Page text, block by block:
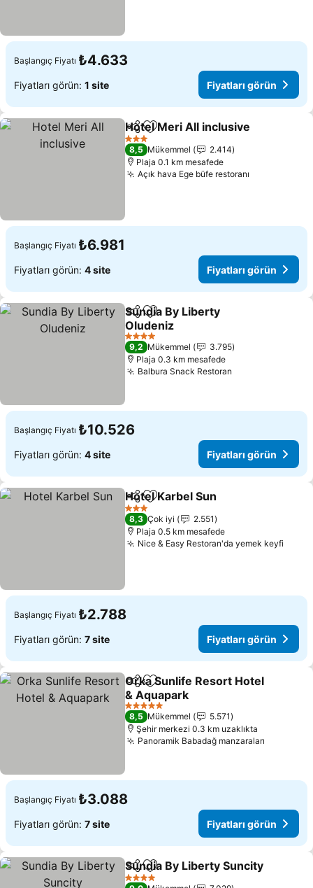
Başlangıç Fiyatı ₺4.633
Fiyatları görün: 1 site Fiyatları görün
PaylaşFavorilerime ekle
Hotel Meri All inclusive
3 Yıldız
8,5 Mükemmel
2.414
Plaja 0.1 km mesafede
Açık hava Ege büfe restoranı
Başlangıç Fiyatı ₺6.981
Fiyatları görün: 4 site Fiyatları görün
PaylaşFavorilerime ekle
Sundia By Liberty
Oludeniz
Fiyatları görün
4 Yıldız
9,2 Mükemmel
3.795
Plaja 0.3 km mesafede
Balbura Snack Restoran
Başlangıç Fiyatı ₺10.526
Fiyatları görün: 4 site Fiyatları görün
PaylaşFavorilerime ekle
Hotel Karbel Sun
3 Yıldız
8,3 Çok iyi
2.551
Plaja 0.5 km mesafede
Nice & Easy Restoran'da yemek keyfi
Başlangıç Fiyatı ₺2.788
Fiyatları görün: 7 site Fiyatları görün
PaylaşFavorilerime ekle
Orka Sunlife Resort Hotel
& Aquapark
Fiyatları görün
5 Yıldız
8,5 Mükemmel
5.571
Şehir merkezi 0.3 km uzaklıkta
Panoramik Babadağ manzaraları
Başlangıç Fiyatı ₺3.088
Fiyatları görün: 7 site Fiyatları görün
PaylaşFavorilerime ekle
Sundia By Liberty Suncity
4 Yıldız